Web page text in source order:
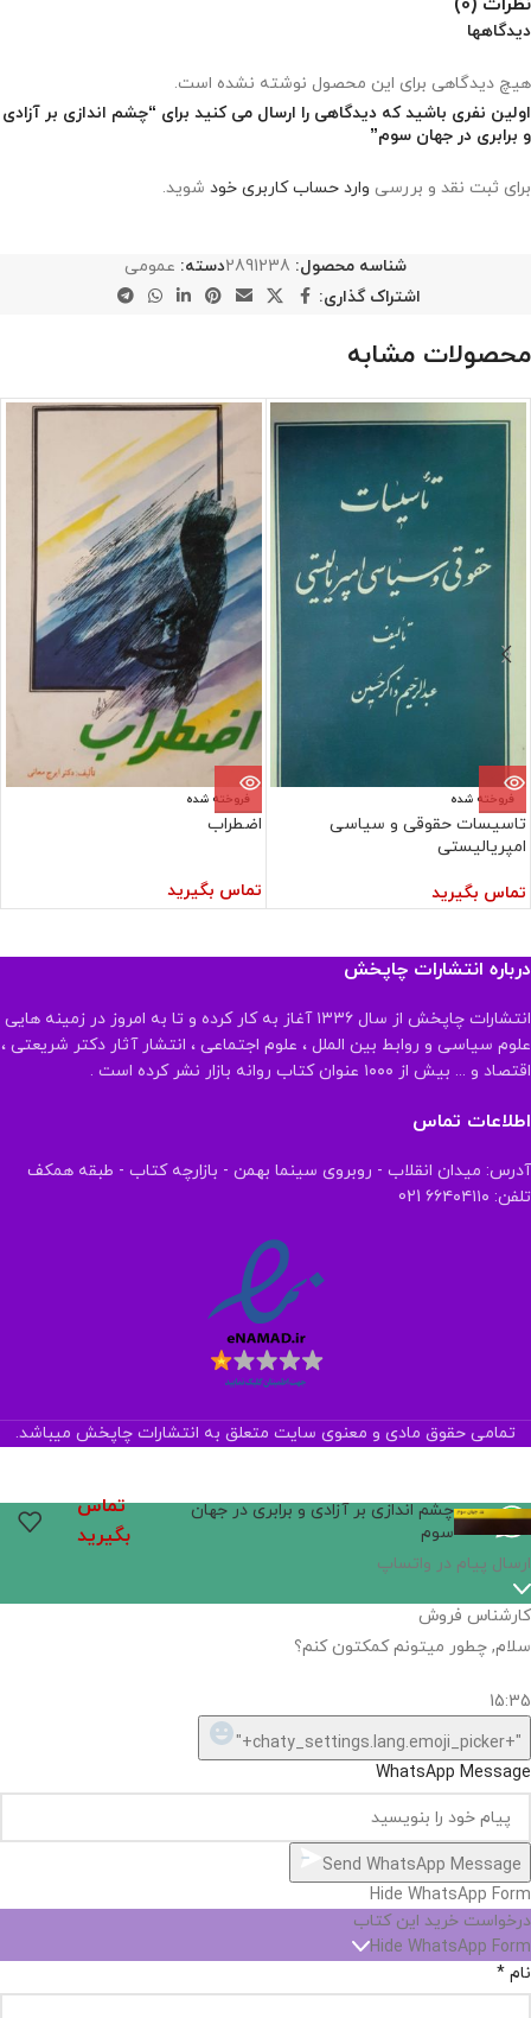
دیدگاهها
هیچ دیدگاهی برای این محصول نوشته نشده است.
اولین نفری باشید که دیدگاهی را ارسال می کنید برای “چشم اندازی بر آزادی
و برابری در جهان سوم”
برای ثبت نقد و بررسی وارد حساب کاربری خود شوید.
شناسه محصول: 2891238دسته: عمومی
اشتراک گذاری:
محصولات مشابه
فروخته شده
تاسیسات حقوقی و سیاسی
امپریالیستی
تماس بگیرید
فروخته شده
اضطراب
تماس بگیرید
درباره انتشارات چاپخش
انتشارات چاپخش از سال ۱۳۳۶ آغاز به کار کرده و تا به امروز در زمینه هایی
علوم سیاسی و روابط بین الملل ، علوم اجتماعی ، انتشار آثار دکتر شریعتی ،
اقتصاد و ... بیش از ۱۰۰۰ عنوان کتاب روانه بازار نشر کرده است .
اطلاعات تماس
آدرس: میدان انقلاب - روبروی سینما بهمن - بازارچه کتاب - طبقه همکف
تلفن: ۶۶۴۰۴۱۱۰ 021
تمامی حقوق مادی و معنوی سایت متعلق به انتشارات چاپخش میباشد.
چشم اندازی بر آزادی و برابری در جهان
سوم
تماس
بگیرید
ارسال پیام در واتساپ
کارشناس فروش
سلام, چطور میتونم کمکتون کنم؟
15:35
"+chaty_settings.lang.emoji_picker+"
WhatsApp Message
Send WhatsApp Message
Hide WhatsApp Form
درخواست خرید این کتاب
Hide WhatsApp Form
نام *